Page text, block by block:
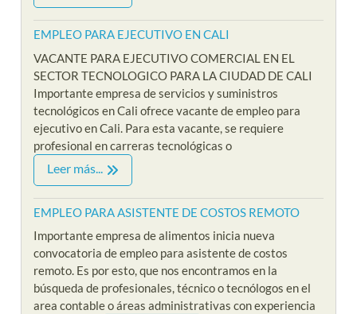
EMPLEO PARA EJECUTIVO EN CALI
VACANTE PARA EJECUTIVO COMERCIAL EN EL
SECTOR TECNOLOGICO PARA LA CIUDAD DE CALI
Importante empresa de servicios y suministros
tecnológicos en Cali ofrece vacante de empleo para
ejecutivo en Cali. Para esta vacante, se requiere
profesional en carreras tecnológicas o
Leer más...
EMPLEO PARA ASISTENTE DE COSTOS REMOTO
Importante empresa de alimentos inicia nueva
convocatoria de empleo para asistente de costos
remoto. Es por esto, que nos encontramos en la
búsqueda de profesionales, técnico o tecnólogos en el
area contable o áreas administrativas con experiencia